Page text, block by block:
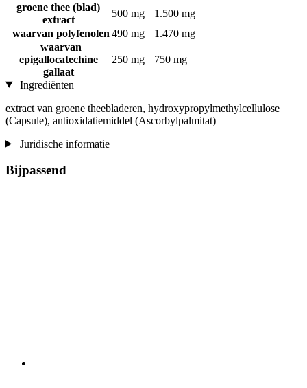
groene thee (blad)
extract
500 mg
1.500 mg
waarvan polyfenolen 490 mg
1.470 mg
waarvan
epigallocatechine
gallaat
250 mg 750 mg
Ingrediënten
extract van groene theebladeren, hydroxypropylmethylcellulose
(Capsule), antioxidatiemiddel (Ascorbylpalmitat)
Juridische informatie
Bijpassend